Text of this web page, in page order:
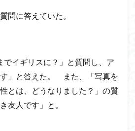
問に答えていた。
でイギリスに？」と質問し、ア
」と答えた。 また、「写真を
とは、どうなりました？」の質
友人です」と。